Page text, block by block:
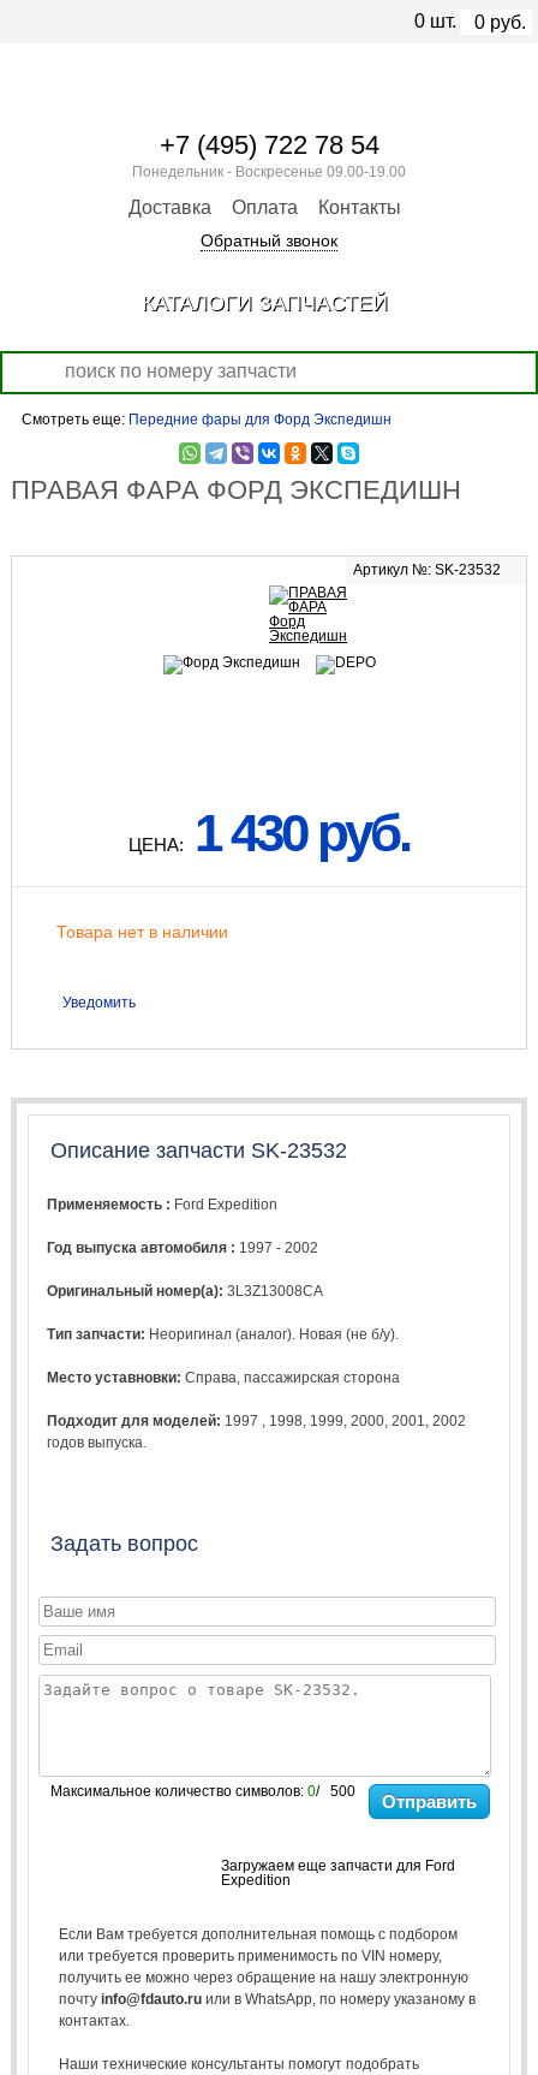
Смотреть еще: Передние фары для Форд Экспедишн
ПРАВАЯ ФАРА ФОРД ЭКСПЕДИШН
Артикул №: SK-23532
ЦЕНА: 1 430 руб.
Товара нет в наличии
Уведомить
Описание запчасти SK-23532
Применяемость : Ford Expedition
Год выпуска автомобиля : 1997 - 2002
Оригинальный номер(а):3L3Z13008CA
Тип запчасти: Неоригинал (аналог). Новая (не б/у).
Место уставновки:Справа, пассажирская сторона
Подходит для моделей: 1997 1998 1999 ,2000 ,2001 ,2002
годов выпуска.
Задать вопрос
Максимальное количество символов: 0/ 500 Отправить
Загружаем еще запчасти для Ford
Expedition
Если Вам требуется дополнительная помощь с подбором
или требуется проверить применимость по VIN номеру,
получить ее можно через обращение на нашу электронную
почту info@fdauto.ruили в WhatsApp, по номеру указаному в
контактах.
Наши технические консультанты помогут подобрать
+7 (495) 722 78 54
Понедельник - Воскресенье 09.00-19.00
Доставка Оплата Контакты
Обратный звонок
0 шт. 0 руб.
КАТАЛОГИ ЗАПЧАСТЕЙ